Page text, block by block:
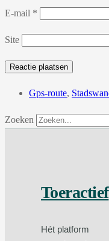
E-mail *
Site
Gps-route,
Zoeken
Toeractief
Hét platform